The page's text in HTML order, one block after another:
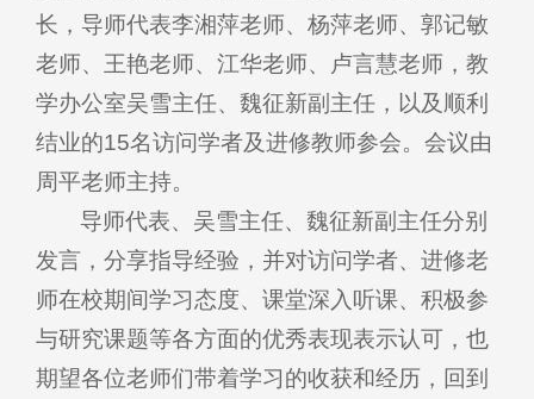
长，导师代表李湘萍老师、杨萍老师、郭记敏
老师、王艳老师、江华老师、卢言慧老师，教
学办公室吴雪主任、魏征新副主任，以及顺利
结业的15名访问学者及进修教师参会。会议由
周平老师主持。
导师代表、吴雪主任、魏征新副主任分别
发言，分享指导经验，并对访问学者、进修老
师在校期间学习态度、课堂深入听课、积极参
与研究课题等各方面的优秀表现表示认可，也
期望各位老师们带着学习的收获和经历，回到